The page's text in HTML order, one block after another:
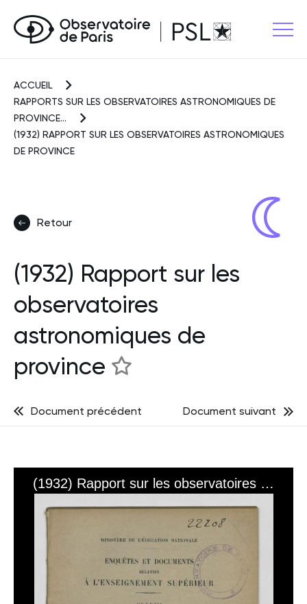
ACCUEIL
RAPPORTS SUR LES OBSERVATOIRES ASTRONOMIQUES DE
PROVINCE...
(1932) RAPPORT SUR LES OBSERVATOIRES ASTRONOMIQUES
DE PROVINCE
Retour
(1932) Rapport sur les
observatoires
astronomiques de
province
Document précédent Document suivant
(1932) Rapport sur les observatoires astronomiques de province